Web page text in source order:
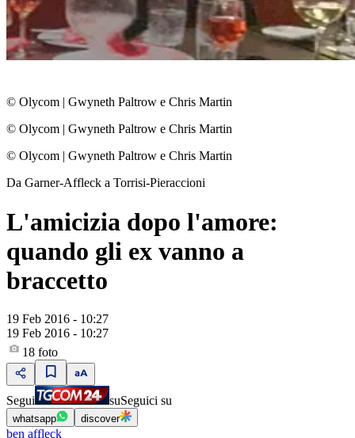
© Olycom | Gwyneth Paltrow e Chris Martin
© Olycom | Gwyneth Paltrow e Chris Martin
© Olycom | Gwyneth Paltrow e Chris Martin
Da Garner-Affleck a Torrisi-Pieraccioni
L'amicizia dopo l'amore:
quando gli ex vanno a
braccetto
19 Feb 2016 - 10:27
19 Feb 2016 - 10:27
18 foto
Segui suSeguici su
whatsapp discover
ben affleck